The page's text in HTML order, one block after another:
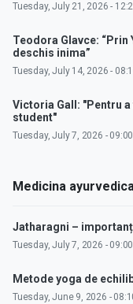
Tuesday, July 21, 2026 -
Teodora Glavce:
deschis inima”
Tuesday, July 14, 2026 -
Victoria Gall: "Pentru
student"
Tuesday, July 7, 2026 - 09:00
Medicina
Jatharagni –
Tuesday, July 7, 2026 - 09:00
Metode yoga de
Tuesday, June 9, 2026 -